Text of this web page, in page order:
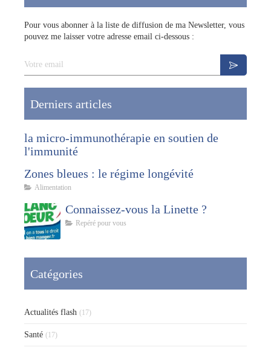
Pour vous abonner à la liste de diffusion de ma Newsletter, vous
pouvez me laisser votre adresse email ci-dessous :
Votre email
Derniers articles
la micro-immunothérapie en soutien de
l'immunité
Zones bleues : le régime longévité
Alimentation
Connaissez-vous la Linette ?
Repéré pour vous
Catégories
Actualités flash (17)
Santé (17)